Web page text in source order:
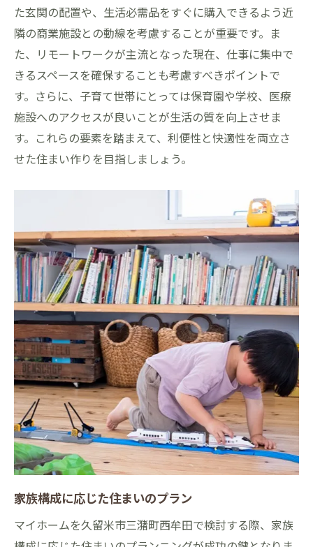
た玄関の配置や、生活必需品をすぐに購入できるよう近
隣の商業施設との動線を考慮することが重要です。ま
た、リモートワークが主流となった現在、仕事に集中で
きるスペースを確保することも考慮すべきポイントで
す。さらに、子育て世帯にとっては保育園や学校、医療
施設へのアクセスが良いことが生活の質を向上させま
す。これらの要素を踏まえて、利便性と快適性を両立さ
せた住まい作りを目指しましょう。
家族構成に応じた住まいのプラン
マイホームを久留米市三潴町西牟田で検討する際、家族